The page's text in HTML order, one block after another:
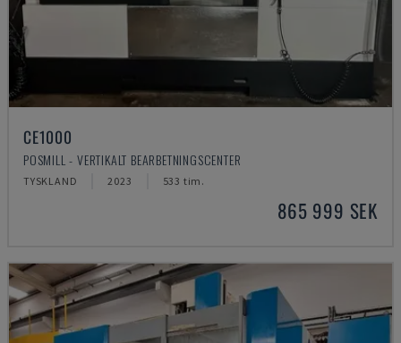
CE1000
POSMILL - VERTIKALT BEARBETNINGSCENTER
TYSKLAND 2023 533 tim.
865 999 SEK